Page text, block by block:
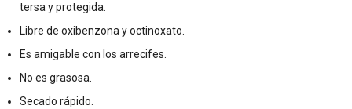
tersa y protegida.
Libre de oxibenzona y octinoxato.
Es amigable con los arrecifes.
No es grasosa.
Secado rápido.